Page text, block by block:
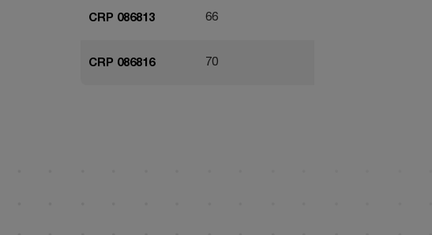
CRP 086813 66
CRP 086816 70